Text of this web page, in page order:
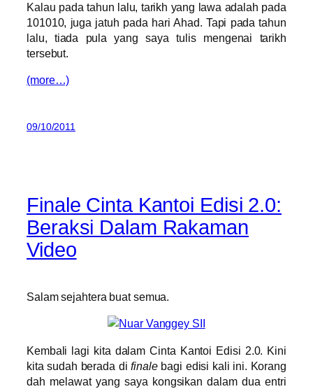
Kalau pada tahun lalu, tarikh yang lawa adalah pada
101010, juga jatuh pada hari Ahad. Tapi pada tahun
lalu, tiada pula yang saya tulis mengenai tarikh
tersebut.
(more…)
09/10/2011
Finale Cinta Kantoi Edisi 2.0:
Beraksi Dalam Rakaman
Video
Salam sejahtera buat semua.
Kembali lagi kita dalam Cinta Kantoi Edisi 2.0. Kini
kita sudah berada di finalebagi edisi kali ini. Korang
dah melawat yang saya kongsikan dalam dua entri